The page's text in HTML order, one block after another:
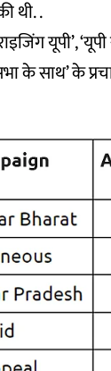
थी. .
यूपी’,
के साथ’ के